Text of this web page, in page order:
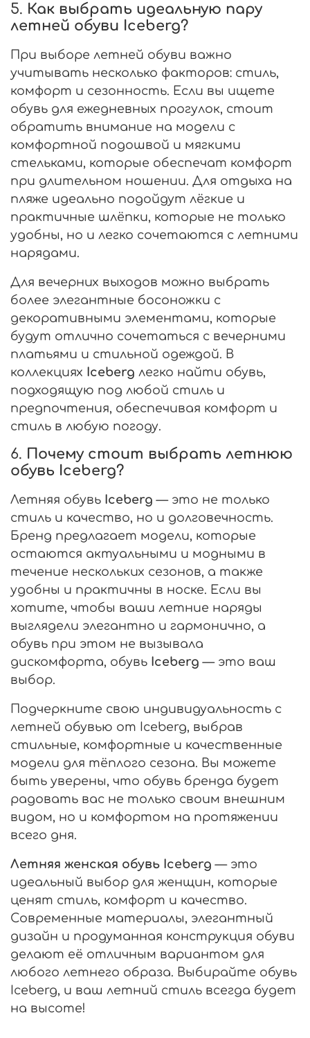
5. Как выбрать идеальную пару
летней обуви Iceberg?
При выборе летней обуви важно
учитывать несколько факторов: стиль,
комфорт и сезонность. Если вы ищете
обувь для ежедневных прогулок, стоит
обратить внимание на модели с
комфортной подошвой и мягкими
стельками, которые обеспечат комфорт
при длительном ношении. Для отдыха на
пляже идеально подойдут лёгкие и
практичные шлёпки, которые не только
удобны, но и легко сочетаются с летними
нарядами.
Для вечерних выходов можно выбрать
более элегантные босоножки с
декоративными элементами, которые
будут отлично сочетаться с вечерними
платьями и стильной одеждой. В
коллекциях Iceberg легко найти обувь,
подходящую под любой стиль и
предпочтения, обеспечивая комфорт и
стиль в любую погоду.
6. Почему стоит выбрать летнюю
обувь Iceberg?
Летняя обувь Iceberg — это не только
стиль и качество, но и долговечность.
Бренд предлагает модели, которые
остаются актуальными и модными в
течение нескольких сезонов, а также
удобны и практичны в носке. Если вы
хотите, чтобы ваши летние наряды
выглядели элегантно и гармонично, а
обувь при этом не вызывала
дискомфорта, обувь Iceberg — это ваш
выбор.
Подчеркните свою индивидуальность с
летней обувью от Iceberg, выбрав
стильные, комфортные и качественные
модели для тёплого сезона. Вы можете
быть уверены, что обувь бренда будет
радовать вас не только своим внешним
видом, но и комфортом на протяжении
всего дня.
Летняя женская обувь Iceberg — это
идеальный выбор для женщин, которые
ценят стиль, комфорт и качество.
Современные материалы, элегантный
дизайн и продуманная конструкция обуви
делают её отличным вариантом для
любого летнего образа. Выбирайте обувь
Iceberg, и ваш летний стиль всегда будет
на высоте!